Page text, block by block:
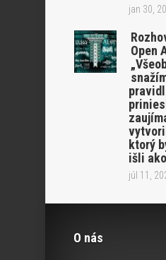
jan 30,
Open
ktorý
išli
júl 11,
O nás